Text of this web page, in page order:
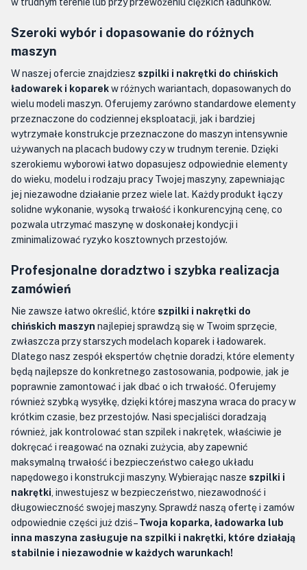
Szeroki wybór i dopasowanie do różnych
maszyn
W naszej ofercie znajdziesz szpilki i nakrętki do chińskich
ładowarek i koparekw różnych wariantach, dopasowanych do
wielu modeli maszyn. Oferujemy zarówno standardowe elementy
przeznaczone do codziennej eksploatacji, jak i bardziej
wytrzymałe konstrukcje przeznaczone do maszyn intensywnie
używanych na placach budowy czy w trudnym terenie. Dzięki
szerokiemu wyborowi łatwo dopasujesz odpowiednie elementy
do wieku, modelu i rodzaju pracy Twojej maszyny, zapewniając
jej niezawodne działanie przez wiele lat. Każdy produkt łączy
solidne wykonanie, wysoką trwałość i konkurencyjną cenę, co
pozwala utrzymać maszynę w doskonałej kondycji i
zminimalizować ryzyko kosztownych przestojów.
Profesjonalne doradztwo i szybka realizacja
zamówień
Nie zawsze łatwo określić, które szpilki i nakrętki do
chińskich maszyn najlepiej sprawdzą się w Twoim sprzęcie,
zwłaszcza przy starszych modelach koparek i ładowarek.
Dlatego nasz zespół ekspertów chętnie doradzi, które elementy
będą najlepsze do konkretnego zastosowania, podpowie, jak je
poprawnie zamontować i jak dbać o ich trwałość. Oferujemy
również szybką wysyłkę, dzięki której maszyna wraca do pracy w
krótkim czasie, bez przestojów. Nasi specjaliści doradzają
również, jak kontrolować stan szpilek i nakrętek, właściwie je
dokręcać i reagować na oznaki zużycia, aby zapewnić
maksymalną trwałość i bezpieczeństwo całego układu
napędowego i konstrukcji maszyny. Wybierając nasze szpilki i
nakrętki , inwestujesz w bezpieczeństwo, niezawodność i
długowieczność swojej maszyny. Sprawdź naszą ofertę i zamów
odpowiednie części już dziś –Twoja koparka, ładowarka lub
inna maszyna zasługuje na szpilki i nakrętki, które działają
stabilnie i niezawodnie w każdych warunkach!